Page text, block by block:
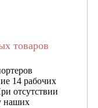
товаров
14 рабочих
отсутствии
наших